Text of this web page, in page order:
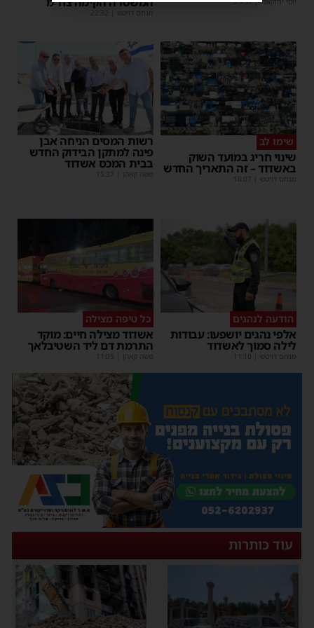
מנחם דויטש 22:32
שימו לב
שינוי חריג במועד השוק
באשדוד – זה התאריך החדש
מנחם דויטש 16:07
רשות המסים הניחה אבן
פינה למתקן הבידוק החדש
בבית המכס אשדוד
משה קאהן 15:37
הודעה לנהגים
אלפי נהגים יושפעו: עבודות
לילה סמוך לאשדוד
מנחם דויטש 11:10
כל טיפה מצילה
אשדוד מצילה חיים: מוקד
התרמת דם ליד השטיבלאך
משה קאהן 11:05
עוד כותרות